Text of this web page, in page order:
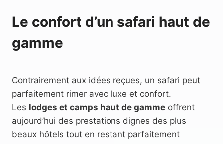
Le confort d’un safari haut de
gamme
Contrairement aux idées reçues, un safari peut
parfaitement rimer avec luxe et confort.
Les lodges et camps haut de gamme offrent
aujourd’hui des prestations dignes des plus
beaux hôtels tout en restant parfaitement